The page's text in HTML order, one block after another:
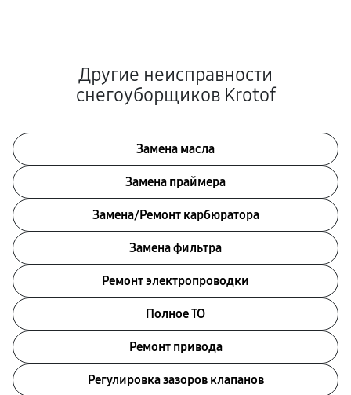
Другие неисправности
снегоуборщиков Krotof
Замена масла
Замена праймера
Замена/Pемонт карбюратора
Замена фильтра
Ремонт электропроводки
Полное ТО
Ремонт привода
Регулировка зазоров клапанов